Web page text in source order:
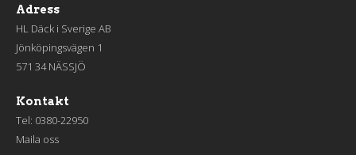
Adress
HL Däck i Sverige AB
Jönköpingsvägen 1
571 34 NÄSSJÖ
Kontakt
Tel: 0380-22950
Maila oss